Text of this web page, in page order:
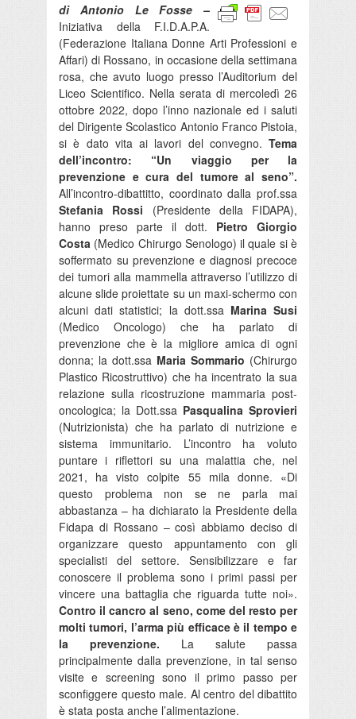
di Antonio Le Fosse –
Iniziativa della F.I.D.A.P.A.
(Federazione Italiana Donne Arti Professioni e
Affari) di Rossano, in occasione della settimana
rosa, che avuto luogo presso l’Auditorium del
Liceo Scientifico. Nella serata di mercoledì 26
ottobre 2022, dopo l’inno nazionale ed i saluti
del Dirigente Scolastico Antonio Franco Pistoia,
si è dato vita ai lavori del convegno. Tema
dell’incontro: “Un viaggio per la
prevenzione e cura del tumore al seno”.
All’incontro-dibattitto, coordinato dalla prof.ssa
Stefania Rossi (Presidente della FIDAPA),
hanno preso parte il dott. Pietro Giorgio
Costa (Medico Chirurgo Senologo) il quale si è
soffermato su prevenzione e diagnosi precoce
dei tumori alla mammella attraverso l’utilizzo di
alcune slide proiettate su un maxi-schermo con
alcuni dati statistici; la dott.ssa Marina Susi
(Medico Oncologo) che ha parlato di
prevenzione che è la migliore amica di ogni
donna; la dott.ssa Maria Sommario (Chirurgo
Plastico Ricostruttivo) che ha incentrato la sua
relazione sulla ricostruzione mammaria post-
oncologica; la Dott.ssa Pasqualina Sprovieri
(Nutrizionista) che ha parlato di nutrizione e
sistema immunitario. L’incontro ha voluto
puntare i riflettori su una malattia che, nel
2021, ha visto colpite 55 mila donne. «Di
questo problema non se ne parla mai
abbastanza – ha dichiarato la Presidente della
Fidapa di Rossano – così abbiamo deciso di
organizzare questo appuntamento con gli
specialisti del settore. Sensibilizzare e far
conoscere il problema sono i primi passi per
vincere una battaglia che riguarda tutte noi».
Contro il cancro al seno, come del resto per
molti tumori, l’arma più efficace è il tempo e
la prevenzione. La salute passa
principalmente dalla prevenzione, in tal senso
visite e screening sono il primo passo per
sconfiggere questo male. Al centro del dibattito
è stata posta anche l’alimentazione.